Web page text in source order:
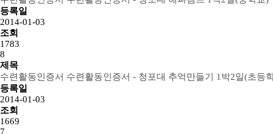
등록일
2014-01-03
조회
1783
8
제목
수련활동인증서 수련활동인증서 - 청포대 추억만들기 1박2일(초등
등록일
2014-01-03
조회
1669
7